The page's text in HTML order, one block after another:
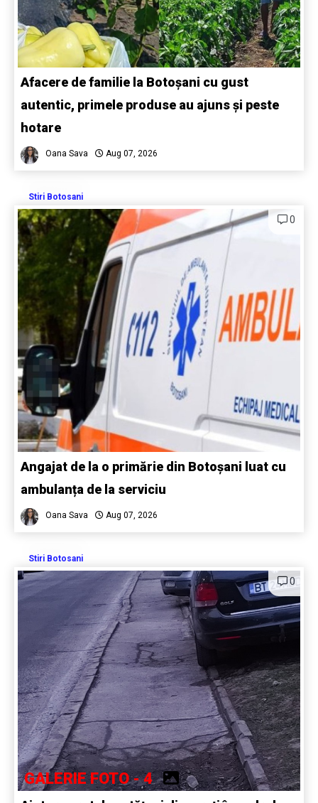
Afacere de familie la Botoșani cu gust
autentic, primele produse au ajuns și peste
hotare
Oana Sava Aug 07, 2026
Stiri Botosani
0
Angajat de la o primărie din Botoșani luat cu
ambulanța de la serviciu
Oana Sava Aug 07, 2026
Stiri Botosani
0
GALERIE FOTO - 4